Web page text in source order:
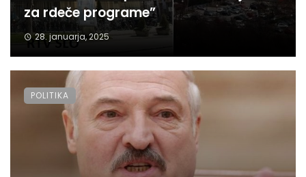
za rdeče programe”
28. januarja, 2025
POLITIKA